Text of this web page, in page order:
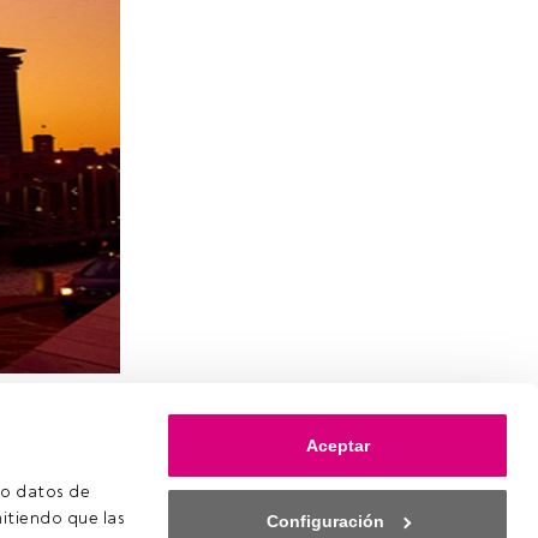
datos de
que las
Aceptar
Configuración
en